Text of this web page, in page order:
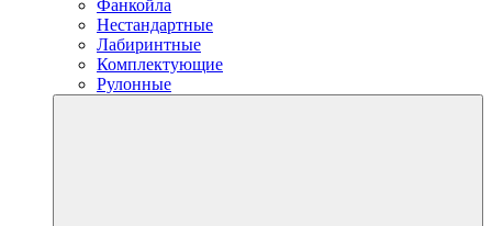
Фанкойла
Нестандартные
Лабиринтные
Комплектующие
Рулонные